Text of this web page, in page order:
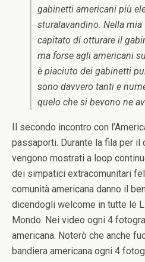
gabinetti americani più
sturalavandino. Nella
capitato di otturare il
ma forse agli americani
è piaciuto dei gabinetti
sono davvero tanti e
quelo che si bevono ne
Il secondo incontro con
passaporti. Durante la fila per
vengono mostrati a loop
dei simpatici extracomunitari
comunità americana danno il
dicendogli welcome in tutte le
Mondo. Nei video ogni 4
americana. Noterò che anche
bandiera americana ogni 4